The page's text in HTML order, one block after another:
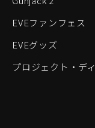
EVEファンフェス
EVEグッズ
プロジェクト・デ